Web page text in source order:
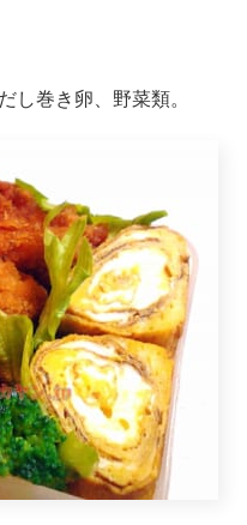
し巻き卵、野菜類。